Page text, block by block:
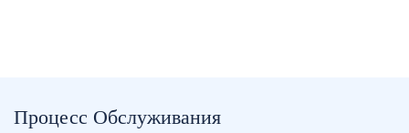
Процесс Обслуживания